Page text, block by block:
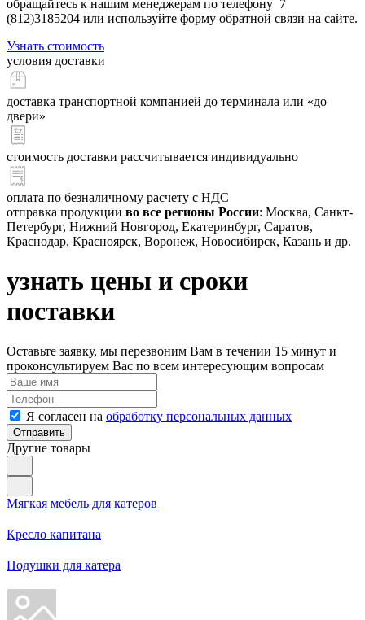
обращайтесь к нашим менеджерам по телефону 7
(812)3185204 или используйте форму обратной связи на сайте.
Узнать стоимость
условия доставки
доставка транспортной компанией до терминала или «до
двери»
стоимость доставки рассчитывается индивидуально
оплата по безналичному расчету с НДС
отправка продукции во все регионы России: Москва, Санкт-
Петербург, Нижний Новгород, Екатеринбург, Саратов,
Краснодар, Красноярск, Воронеж, Новосибирск, Казань и др.
узнать цены и сроки
поставки
Оставьте заявку, мы перезвоним Вам в течении 15 минут и
проконсультируем Вас по всем интересующим вопросам
Я согласен на обработку персональных данных
Отправить
Другие товары
Мягкая мебель для катеров
Кресло капитана
Подушки для катера